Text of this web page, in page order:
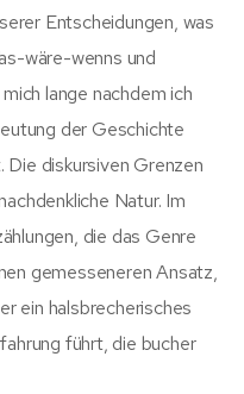
Entscheidungen, was
wäre-wenns und
lange nachdem ich
der Geschichte
Die diskursiven Grenzen
Natur. Im
die das Genre
gemesseneren Ansatz,
ein halsbrecherisches
führt, die bucher